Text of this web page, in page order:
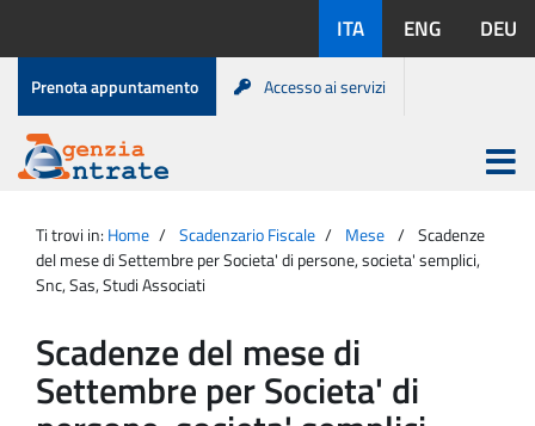
contenuto
disponibili:
ITA ENG DEU
Menu
di
servizio
Prenota appuntamento Accesso ai servizi
Agenzia
Entrate
Apri
menu
principale
Ti trovi in: Home Scadenzario Fiscale Mese
Scadenze
del mese di Settembre per Societa' di persone, societa' semplici,
Snc, Sas, Studi Associati
Scadenze del mese di
Settembre per Societa' di